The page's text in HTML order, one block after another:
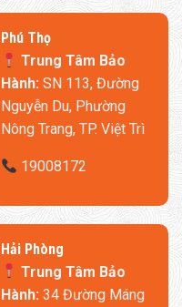
​Phú Thọ
Trung Tâm Bảo
Hành:SN 113, Đường
Nguyễn Du, Phường
Nông Trang, TP. Việt Trì
19008172
​Hải Phòng
Trung Tâm Bảo
Hành: 34 Đường Máng